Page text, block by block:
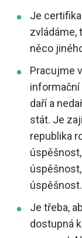
Je
zvládáme,
něco
Pracujme
informační
daří a
stát. Je
republika
Je třeba,
dostupná